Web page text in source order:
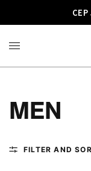
MEN
FILTER AND